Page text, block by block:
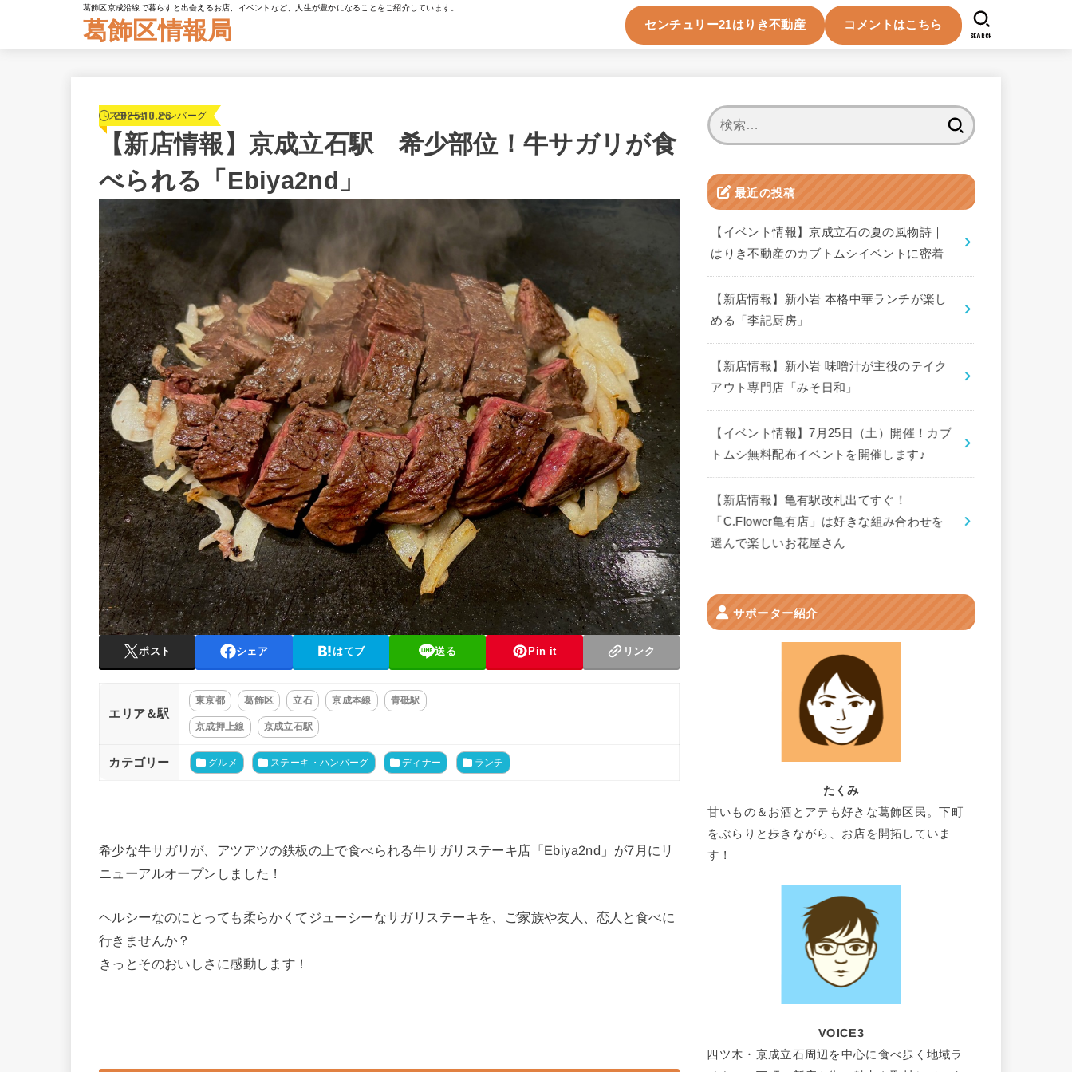
葛飾区京成沿線で暮らすと出会えるお店、イベントなど、人生が豊かになることをご紹介しています。
葛飾区情報局 センチュリー21はりき不動産 コメントはこちら
SEARCH
ステーキ・ハンバーグ
2025.10.25
【新店情報】京成立石駅 希少部位！牛サガリが食
べられる「Ebiya2nd」
ポスト シェア はてブ 送る Pin it リンク
エリア＆駅
東京都 葛飾区 立石 京成本線 青砥駅
京成押上線 京成立石駅
カテゴリー グルメ ステーキ・ハンバーグ ディナー ランチ
希少な牛サガリが、アツアツの鉄板の上で食べられる牛サガリステーキ店「Ebiya2nd」が7月にリ
ニューアルオープンしました！
ヘルシーなのにとっても柔らかくてジューシーなサガリステーキを、ご家族や友人、恋人と食べに
行きませんか？
きっとそのおいしさに感動します！
最近の投稿
【イベント情報】京成立石の夏の風物詩｜
はりき不動産のカブトムシイベントに密着
【新店情報】新小岩 本格中華ランチが楽し
める「李記厨房」
【新店情報】新小岩 味噌汁が主役のテイク
アウト専門店「みそ日和」
【イベント情報】7月25日（土）開催！カブ
トムシ無料配布イベントを開催します♪
【新店情報】亀有駅改札出てすぐ！
「C.Flower亀有店」は好きな組み合わせを
選んで楽しいお花屋さん
サポーター紹介
たくみ
甘いもの＆お酒とアテも好きな葛飾区民。下町
をぶらりと歩きながら、お店を開拓していま
す！
VOICE3
四ツ木・京成立石周辺を中心に食べ歩く地域ラ